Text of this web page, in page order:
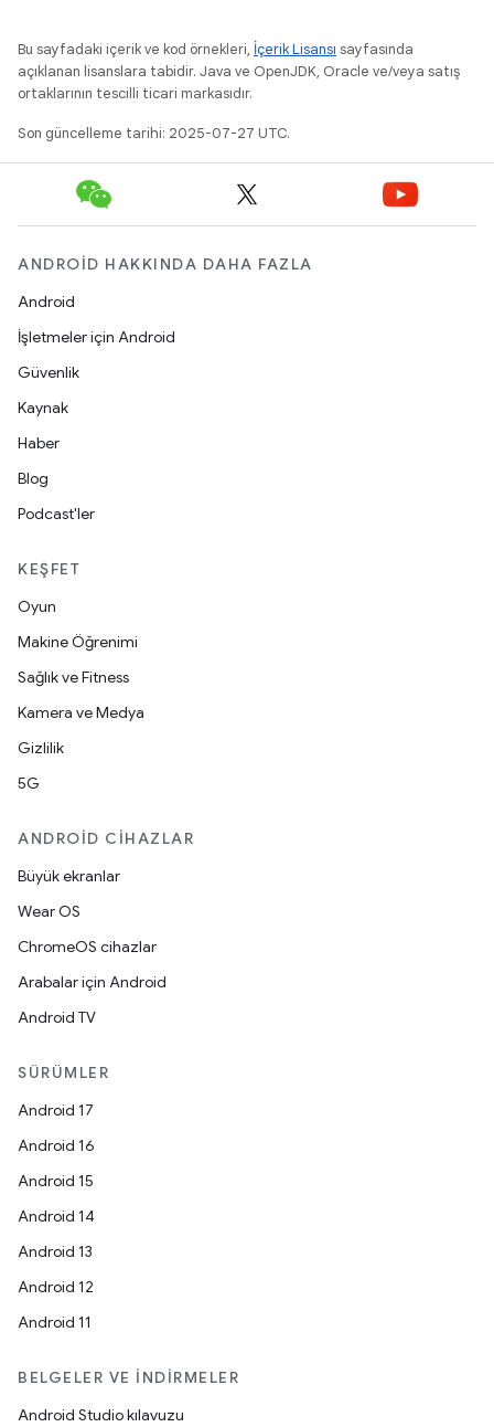
Bu sayfadaki içerik ve kod örnekleri, İçerik Lisansı sayfasında
açıklanan lisanslara tabidir. Java ve OpenJDK, Oracle ve/veya satış
ortaklarının tescilli ticari markasıdır.
Son güncelleme tarihi: 2025-07-27 UTC.
ANDROID HAKKINDA DAHA FAZLA
Android
İşletmeler için Android
Güvenlik
Kaynak
Haber
Blog
Podcast'ler
KEŞFET
Oyun
Makine Öğrenimi
Sağlık ve Fitness
Kamera ve Medya
Gizlilik
5G
ANDROID CIHAZLAR
Büyük ekranlar
Wear OS
ChromeOS cihazlar
Arabalar için Android
Android TV
SÜRÜMLER
Android 17
Android 16
Android 15
Android 14
Android 13
Android 12
Android 11
BELGELER VE İNDIRMELER
Android Studio kılavuzu